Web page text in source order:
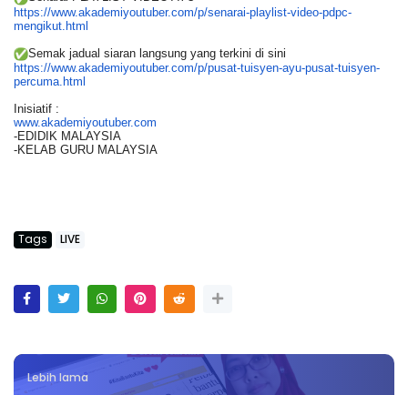
https://www.akademiyoutuber.com/p/senarai-playlist-video-pdpc-
mengikut.html
Semak jadual siaran langsung yang terkini di sini
https://www.akademiyoutuber.com/p/pusat-tuisyen-ayu-pusat-tuisyen-
percuma.html
Inisiatif :
www.akademiyoutuber.com
-EDIDIK MALAYSIA
-KELAB GURU MALAYSIA
Tags LIVE
Lebih lama